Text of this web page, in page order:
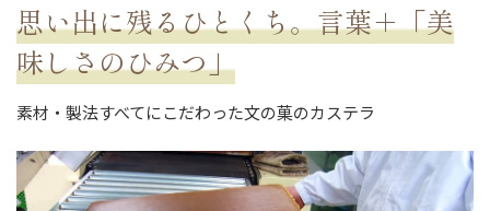
思い出に残るひとくち。言葉＋「美
味しさのひみつ」
素材・製法すべてにこだわった文の菓のカステラ